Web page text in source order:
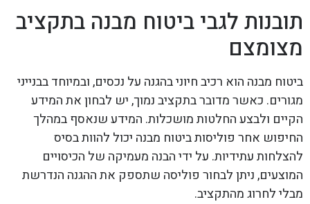
תובנות לגבי ביטוח מבנה בתקציב
מצומצם
ביטוח מבנה הוא רכיב חיוני בהגנה על נכסים, ובמיוחד בבנייני
מגורים. כאשר מדובר בתקציב נמוך, יש לבחון את המידע
הקיים ולבצע החלטות מושכלות. המידע שנאסף במהלך
החיפוש אחר פוליסות ביטוח מבנה יכול להוות בסיס
להצלחות עתידיות. על ידי הבנה מעמיקה של הכיסויים
המוצעים, ניתן לבחור פוליסה שתספק את ההגנה הנדרשת
מבלי לחרוג מהתקציב.